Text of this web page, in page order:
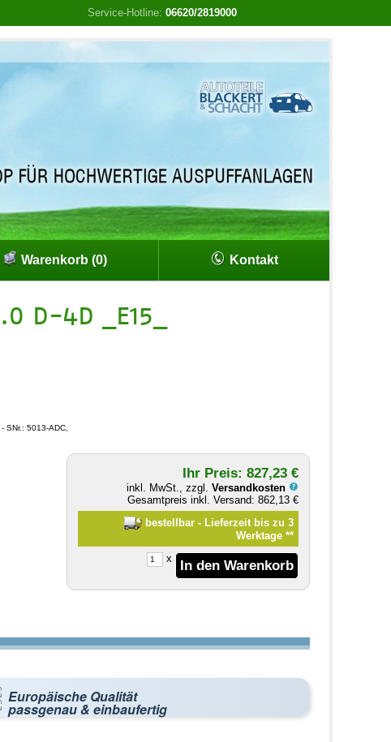
Service-Hotline: 06620/2819000
Warenkorb (0) Kontakt
D-4D _E15_
SNr.: 5013-ADC,
Ihr Preis: 827,23 €
inkl. MwSt., zzgl.Versandkosten
Gesamtpreis inkl. Versand: 862,13 €
bestellbar - Lieferzeit bis zu 3
Werktage **
x
Europäische Qualität
passgenau & einbaufertig